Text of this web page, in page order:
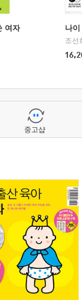
여자 나
조선
중고샵